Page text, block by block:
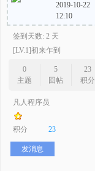
2019-10-22
12:10
签到天数: 2 天
[LV.1]初来乍到
0
主题
5
回帖
23
积分
凡人程序员
积分 23
发消息